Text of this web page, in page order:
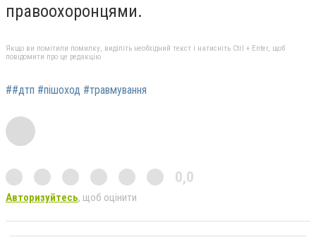
правоохоронцями.
Якщо ви помітили помилку, виділіть необхідний текст і натисніть Ctrl + Enter, щоб
повідомити про це редакцію
##дтп #пішоход #травмування
0,0
Авторизуйтесь, щоб оцінити